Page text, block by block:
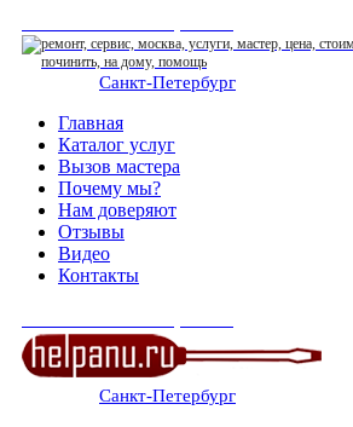
Санкт-Петербург
Главная
Каталог услуг
Вызов мастера
Почему мы?
Нам доверяют
Отзывы
Видео
Контакты
Санкт-Петербург